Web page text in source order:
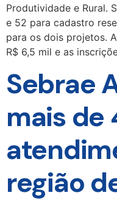
Produtividade e Rural.
e 52 para cadastro
para os dois projetos.
R$ 6,5 mil e as
Sebrae
mais de
região